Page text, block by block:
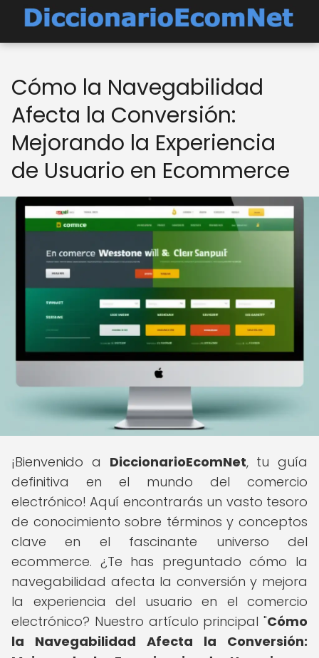
Cómo la Navegabilidad
Afecta la Conversión:
Mejorando la Experiencia
de Usuario en Ecommerce
¡Bienvenido a DiccionarioEcomNet, tu guía
definitiva en el mundo del comercio
electrónico! Aquí encontrarás un vasto tesoro
de conocimiento sobre términos y conceptos
clave en el fascinante universo del
ecommerce. ¿Te has preguntado cómo la
navegabilidad afecta la conversión y mejora
la experiencia del usuario en el comercio
electrónico? Nuestro artículo principal "Cómo
la Navegabilidad Afecta la Conversión: